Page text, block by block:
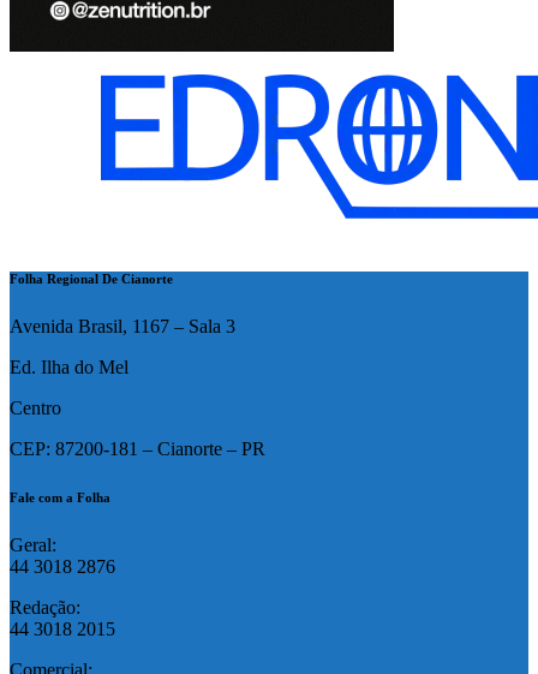
Folha Regional De Cianorte
Avenida Brasil, 1167 – Sala 3
Ed. Ilha do Mel
Centro
CEP: 87200-181 – Cianorte – PR
Fale com a Folha
Geral:
44 3018 2876
Redação:
44 3018 2015
Comercial: